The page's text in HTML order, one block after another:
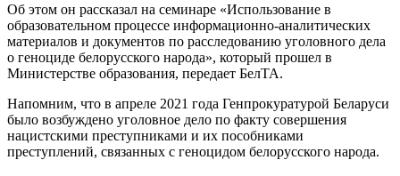
Об этом он рассказал на семинаре «Использование в
образовательном процессе информационно-аналитических
материалов и документов по расследованию уголовного дела
о геноциде белорусского народа», который прошел в
Министерстве образования, передает БелТА.
Напомним, что в апреле 2021 года Генпрокуратурой Беларуси
было возбуждено уголовное дело по факту совершения
нацистскими преступниками и их пособниками
преступлений, связанных с геноцидом белорусского народа.